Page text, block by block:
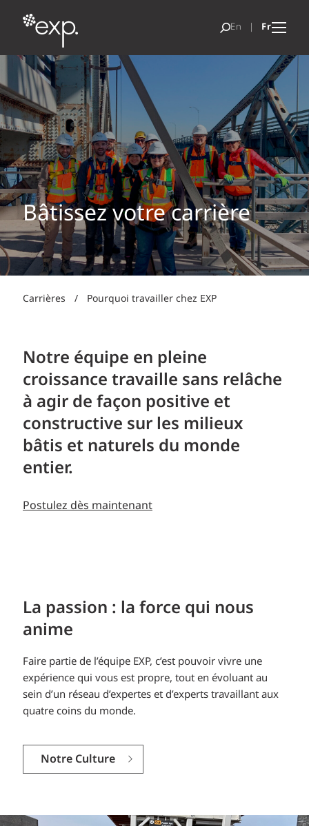
Bâtissez votre carrière
Carrières / Pourquoi travailler chez EXP
Notre équipe en pleine
croissance travaille sans relâche
à agir de façon positive et
constructive sur les milieux
bâtis et naturels du monde
entier.
Postulez dès maintenant
La passion : la force qui nous
anime
Faire partie de l’équipe EXP, c’est pouvoir vivre une
expérience qui vous est propre, tout en évoluant au
sein d’un réseau d’expertes et d’experts travaillant aux
quatre coins du monde.
Notre Culture